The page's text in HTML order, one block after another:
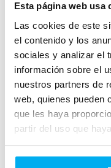
Esta página web usa
Las cookies de este
el contenido y los
sociales y analizar el
información sobre el
nuestros partners de
web, quienes pueden
que les haya
partir del uso que
y un diseño
confort. Los
opciones de
cada conductor
preferencias
verdaderamente